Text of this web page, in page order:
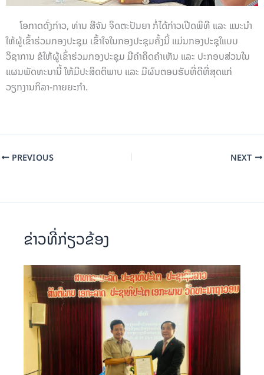
ໂອກາດດັ່ງກ່າວ, ທ່ານ ສີຈັນ ຈິດຕະປັນຍາ ກໍ່ໄດ້ກ່າວເປີດພິທີ ແລະ ແນະນຳ
ໃຫ້ຜູ້ເຂົ້າຮ່ວມກອງປະຊຸມ ເຂົ້າໃຈໃນກອງປະຊຸມຄັ້ງນີ້ ແມ່ນກອງປະຊຸໃແບບ
ວິຊາການ ຂໍໃຫ້ຜູ້ເຂົ້າຮ່ວມກອງປະຊຸມ ມີຄຳຄິດຄຳເຫັນ ແລະ ປະກອບສ່ວນໃນ
ແຜນພັດທະນານີ້ ໃຫ້ມີປະສິດຕິພາບ ແລະ ມີຜົນຕອບຮັບທີ່ດີທີ່ສຸດແກ່
ວຽກງານກິລາ-ກາຍຍະກຳ.
PREVIOUS NEXT
ຂ່າວທີ່ກ່ຽວຂ້ອງ